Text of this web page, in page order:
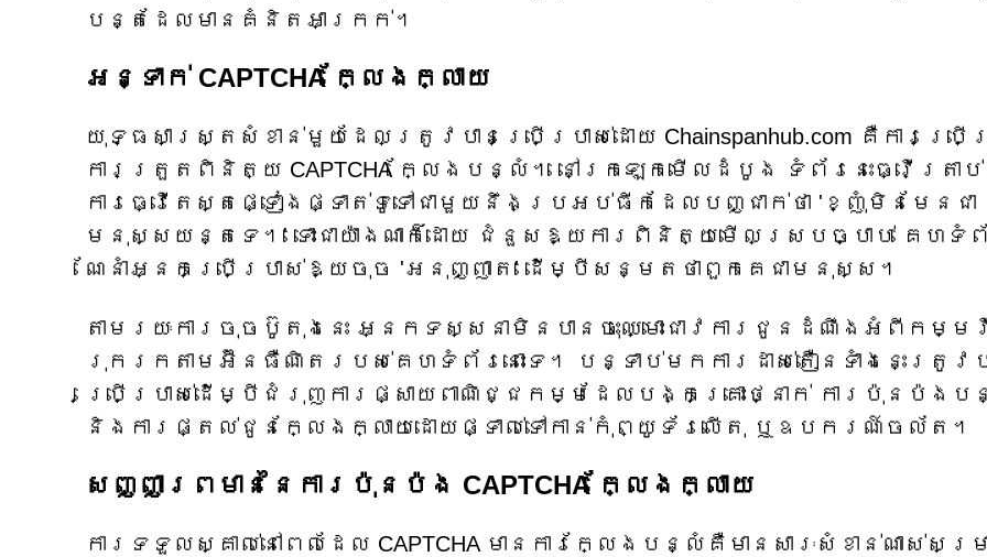
បន្តដែលមានគំនិតអាក្រក់។
អន្ទាក់ CAPTCHA ក្លែងក្លាយ
យុទ្ធសាស្ត្រសំខាន់មួយដែលត្រូវបានប្រើប្រាស់ដោយ Chainspanhub.com គឺការប្រើ
ការត្រួតពិនិត្យ CAPTCHA ក្លែងបន្លំ។ នៅក្រឡេកមើលដំបូង ទំព័រនេះធ្វើត្រាប់
ការធ្វើតេស្តផ្ទៀងផ្ទាត់ទូទៅជាមួយនឹងប្រអប់ធីកដែលបញ្ជាក់ថា 'ខ្ញុំមិនមែនជា
មនុស្សយន្តទេ។' ទោះជាយ៉ាងណាក៏ដោយ ជំនួសឱ្យការពិនិត្យមើលស្របច្បាប់ គេហទំព័
ណែនាំអ្នកប្រើប្រាស់ឱ្យចុច 'អនុញ្ញាត' ដើម្បីសន្មតថាពួកគេជាមនុស្ស។
តាមរយៈការចុចប៊ូតុងនេះ អ្នកទស្សនាមិនបានចុះឈ្មោះជាវការជូនដំណឹងអំពីកម្ម
រុករកតាមអ៊ីនធឺណិតរបស់គេហទំព័រនោះទេ។ បន្ទាប់មកការដាស់តឿនទាំងនេះត្រូវប
ប្រើប្រាស់ដើម្បីជំរុញការផ្សាយពាណិជ្ជកម្មដែលបង្កគ្រោះថ្នាក់ ការប៉ុនប៉ងប
និងការផ្តល់ជូនក្លែងក្លាយដោយផ្ទាល់ទៅកាន់កុំព្យូទ័រលើតុ ឬឧបករណ៍ចល័ត។
សញ្ញាព្រមាននៃការប៉ុនប៉ង CAPTCHA ក្លែងក្លាយ
ការទទួលស្គាល់នៅពេលដែល CAPTCHA មានការក្លែងបន្លំគឺមានសារៈសំខាន់ណាស់សម្